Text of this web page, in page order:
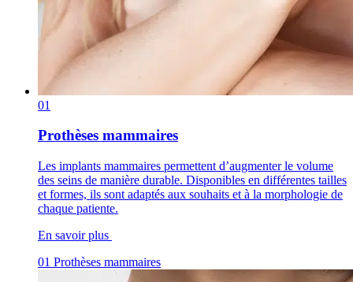
01
Prothèses mammaires
Les implants mammaires permettent d’augmenter le volume
des seins de manière durable. Disponibles en différentes tailles
et formes, ils sont adaptés aux souhaits et à la morphologie de
chaque patiente.
En savoir plus
01 Prothèses mammaires